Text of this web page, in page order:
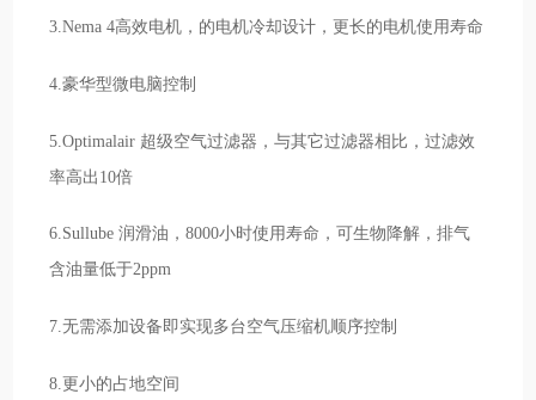
3.Nema 4高效电机，的电机冷却设计，更长的电机使用寿命
4.豪华型微电脑控制
5.Optimalair 超级空气过滤器，与其它过滤器相比，过滤效
率高出10倍
6.Sullube 润滑油，8000小时使用寿命，可生物降解，排气
含油量低于2ppm
7.无需添加设备即实现多台空气压缩机顺序控制
8.更小的占地空间